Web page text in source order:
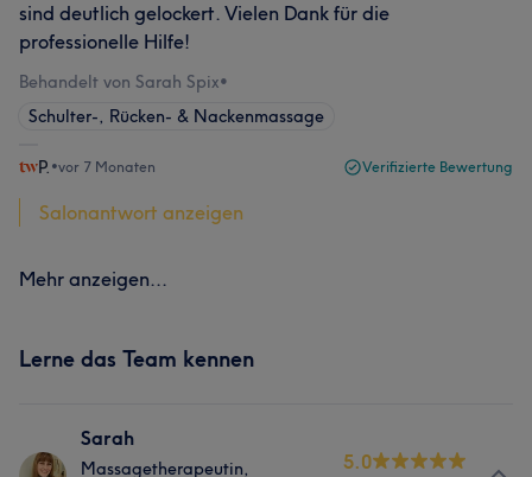
sind deutlich gelockert. Vielen Dank für die
professionelle Hilfe!
Behandelt von Sarah Spix•
Schulter-, Rücken- & Nackenmassage
P. •vor 7 Monaten Verifizierte Bewertung
Salonantwort anzeigen
Mehr anzeigen...
Lerne das Team kennen
Sarah
Massagetherapeutin, 5.0